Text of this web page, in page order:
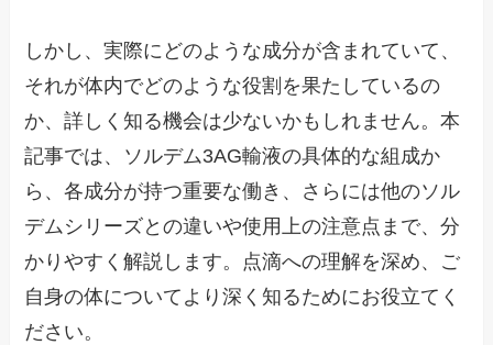
しかし、実際にどのような成分が含まれていて、
それが体内でどのような役割を果たしているの
か、詳しく知る機会は少ないかもしれません。本
記事では、ソルデム3AG輸液の具体的な組成か
ら、各成分が持つ重要な働き、さらには他のソル
デムシリーズとの違いや使用上の注意点まで、分
かりやすく解説します。点滴への理解を深め、ご
自身の体についてより深く知るためにお役立てく
ださい。